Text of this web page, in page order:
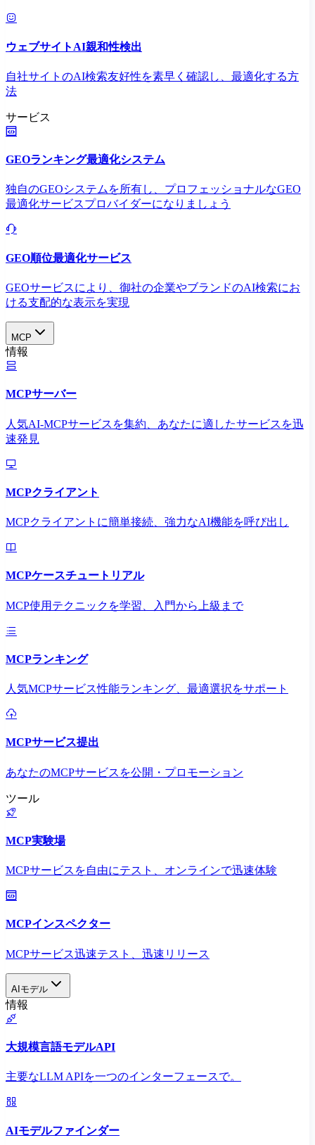
ウェブサイトAI親和性検出
自社サイトのAI検索友好性を素早く確認し、最適化する方
法
サービス
GEOランキング最適化システム
独自のGEOシステムを所有し、プロフェッショナルなGEO
最適化サービスプロバイダーになりましょう
GEO順位最適化サービス
GEOサービスにより、御社の企業やブランドのAI検索にお
ける支配的な表示を実現​
MCP
情報
MCPサーバー
人気AI-MCPサービスを集約、あなたに適したサービスを迅
速発見
MCPクライアント
MCPクライアントに簡単接続、強力なAI機能を呼び出し
MCPケースチュートリアル
MCP使用テクニックを学習、入門から上級まで
MCPランキング
人気MCPサービス性能ランキング、最適選択をサポート
MCPサービス提出
あなたのMCPサービスを公開・プロモーション
ツール
MCP実験場
MCPサービスを自由にテスト、オンラインで迅速体験
MCPインスペクター
MCPサービス迅速テスト、迅速リリース
AIモデル
情報
大規模言語モデルAPI
主要なLLM APIを一つのインターフェースで。
AIモデルファインダー